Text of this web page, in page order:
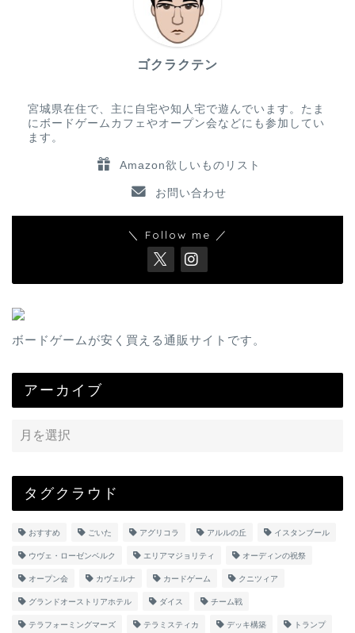
ゴクラクテン
宮城県在住で、主に自宅や知人宅で遊んでいます。たま
にボードゲームカフェやオープン会などにも参加してい
ます。
Amazon欲しいものリスト
お問い合わせ
＼ Follow me ／
ボードゲームが安く買える通販サイトです。
アーカイブ
タグクラウド
おすすめ ごいた アグリコラ アルルの丘 イスタンブール
ウヴェ・ローゼンベルク エリアマジョリティ オーディンの祝祭
オープン会 カヴェルナ カードゲーム クニツィア
グランドオーストリアホテル ダイス チーム戦
テラフォーミングマーズ テラミスティカ デッキ構築 トランプ